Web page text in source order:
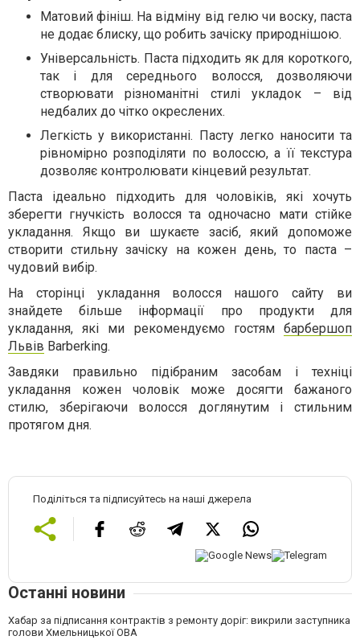
Матовий фініш. На відміну від гелю чи воску, паста
не додає блиску, що робить зачіску природнішою.
Універсальність. Паста підходить як для короткого,
так і для середнього волосся, дозволяючи
створювати різноманітні стилі укладок – від
недбалих до чітко окреслених.
Легкість у використанні. Пасту легко наносити та
рівномірно розподіляти по волоссю, а її текстура
дозволяє контролювати кінцевий результат.
Паста ідеально підходить для чоловіків, які хочуть
зберегти гнучкість волосся та одночасно мати стійке
укладання. Якщо ви шукаєте засіб, який допоможе
створити стильну зачіску на кожен день, то паста –
чудовий вибір.
На сторінці укладання волосся нашого сайту ви
знайдете більше інформації про продукти для
укладання, які ми рекомендуємо гостям барбершоп
Львів Barberking.
Завдяки правильно підібраним засобам і техніці
укладання кожен чоловік може досягти бажаного
стилю, зберігаючи волосся доглянутим і стильним
протягом дня.
Поділіться та підписуйтесь на наші джерела
Останні новини
Хабар за підписання контрактів з ремонту доріг: викрили заступника
голови Хмельницької ОВА